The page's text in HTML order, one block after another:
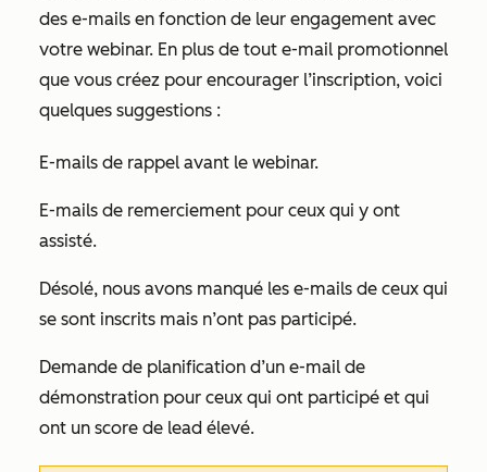
des e-mails en fonction de leur engagement avec
votre webinar. En plus de tout e-mail promotionnel
que vous créez pour encourager l’inscription, voici
quelques suggestions :
E-mails de rappel avant le webinar.
E-mails de remerciement pour ceux qui y ont
assisté.
Désolé, nous avons manqué les e-mails de ceux qui
se sont inscrits mais n’ont pas participé.
Demande de planification d’un e-mail de
démonstration pour ceux qui ont participé et qui
ont un score de lead élevé.